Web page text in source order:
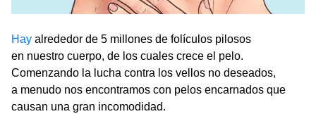
Hay alrededor de 5 millones de folículos pilosos
en nuestro cuerpo, de los cuales crece el pelo.
Comenzando la lucha contra los vellos no deseados,
a menudo nos encontramos con pelos encarnados que
causan una gran incomodidad.